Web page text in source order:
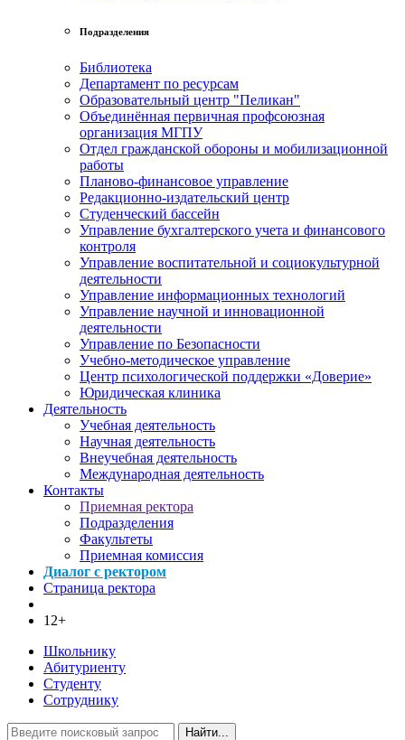
Подразделения
Библиотека
Департамент по ресурсам
Образовательный центр "Пеликан"
Объединённая первичная профсоюзная
организация МГПУ
Отдел гражданской обороны и мобилизационной
работы
Планово-финансовое управление
Редакционно-издательский центр
Студенческий бассейн
Управление бухгалтерского учета и финансового
контроля
Управление воспитательной и социокультурной
деятельности
Управление информационных технологий
Управление научной и инновационной
деятельности
Управление по Безопасности
Учебно-методическое управление
Центр психологической поддержки «Доверие»
Юридическая клиника
Деятельность
Учебная деятельность
Научная деятельность
Внеучебная деятельность
Международная деятельность
Контакты
Приемная ректора
Подразделения
Факультеты
Приемная комиссия
Диалог с ректором
Страница ректора
12+
Школьнику
Абитуриенту
Студенту
Сотруднику
Найти...